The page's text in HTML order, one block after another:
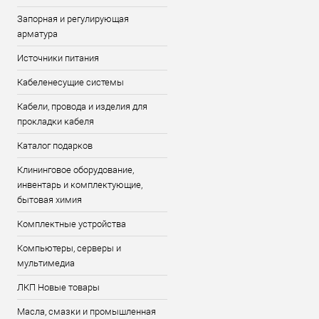
Запорная и регулирующая
арматура
Источники питания
Кабеленесущие системы
Кабели, провода и изделия для
прокладки кабеля
Каталог подарков
Клининговое оборудование,
инвентарь и комплектующие,
бытовая химия
Комплектные устройства
Компьютеры, серверы и
мультимедиа
ЛКП Новые товары
Масла, смазки и промышленная